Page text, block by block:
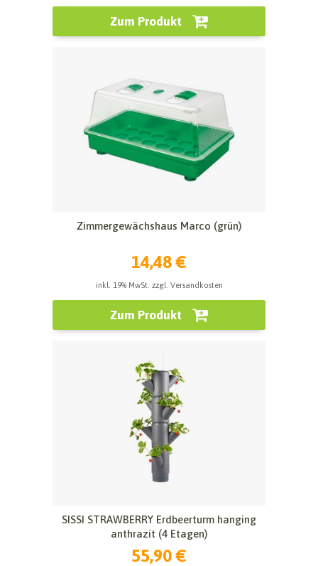
Zum Produkt
Zimmergewächshaus Marco (grün)
14,48 €
inkl. 19% MwSt. zzgl. Versandkosten
Zum Produkt
SISSI STRAWBERRY Erdbeerturm hanging
anthrazit (4 Etagen)
55,90 €